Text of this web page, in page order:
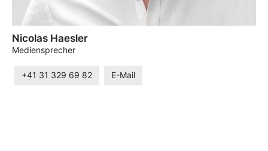
Nicolas Haesler
Mediensprecher
+41 31 329 69 82 E-Mail